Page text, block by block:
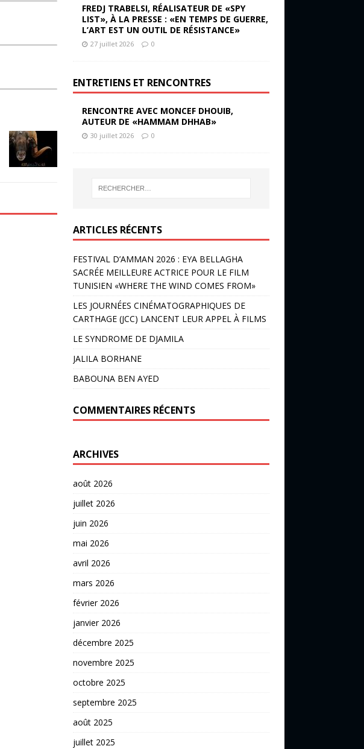
FREDJ TRABELSI, RÉALISATEUR DE «SPY
LIST», À LA PRESSE : «EN TEMPS DE GUERRE,
L’ART EST UN OUTIL DE RÉSISTANCE»
27 juillet 2026 0
ENTRETIENS ET RENCONTRES
RENCONTRE AVEC MONCEF DHOUIB,
AUTEUR DE «HAMMAM DHHAB»
30 juillet 2026 0
ARTICLES RÉCENTS
FESTIVAL D’AMMAN 2026 : EYA BELLAGHA
SACRÉE MEILLEURE ACTRICE POUR LE FILM
TUNISIEN «WHERE THE WIND COMES FROM»
LES JOURNÉES CINÉMATOGRAPHIQUES DE
CARTHAGE (JCC) LANCENT LEUR APPEL À FILMS
LE SYNDROME DE DJAMILA
JALILA BORHANE
BABOUNA BEN AYED
COMMENTAIRES RÉCENTS
ARCHIVES
août 2026
juillet 2026
juin 2026
mai 2026
avril 2026
mars 2026
février 2026
janvier 2026
décembre 2025
novembre 2025
octobre 2025
septembre 2025
août 2025
juillet 2025